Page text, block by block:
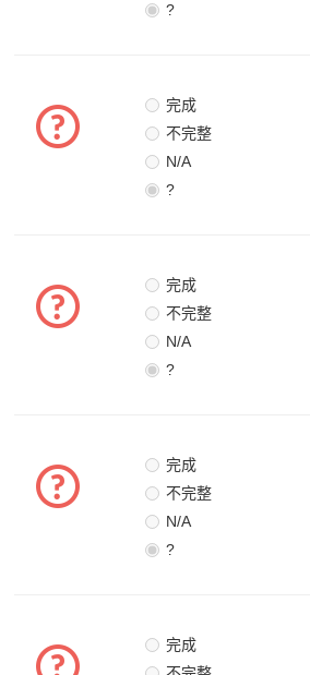
?
完成
不完整
N/A
?
完成
不完整
N/A
?
完成
不完整
N/A
?
完成